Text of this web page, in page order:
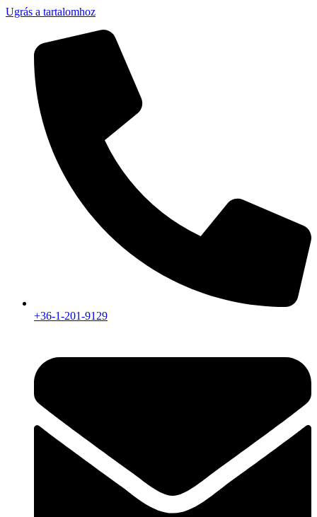
Ugrás a tartalomhoz
+36-1-201-9129